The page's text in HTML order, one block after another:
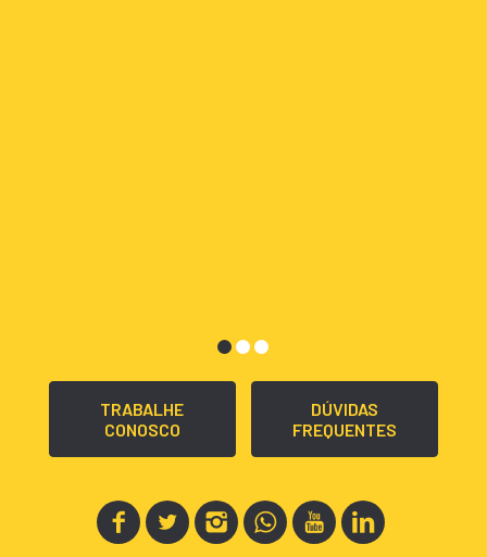
TRABALHE
CONOSCO
DÚVIDAS
FREQUENTES